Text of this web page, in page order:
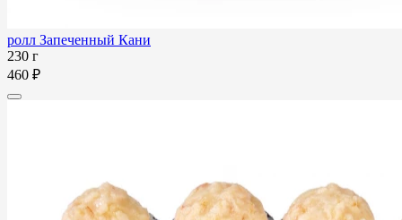
ролл Запеченный Кани
230 г
460 ₽